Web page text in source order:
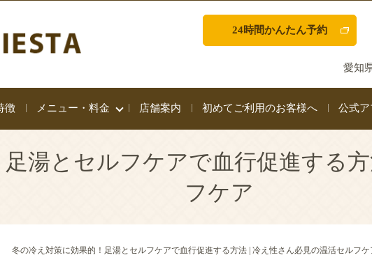
24時間かんたん予約
愛知
徴 メニュー・料金 店舗案内 初めてご利用のお客様へ 公式ア
湯とセルフケアで血行促進する
フケア
冬の冷え対策に効果的！足湯とセルフケアで血行促進する方法 | 冷え性さん必見の温活セルフケ